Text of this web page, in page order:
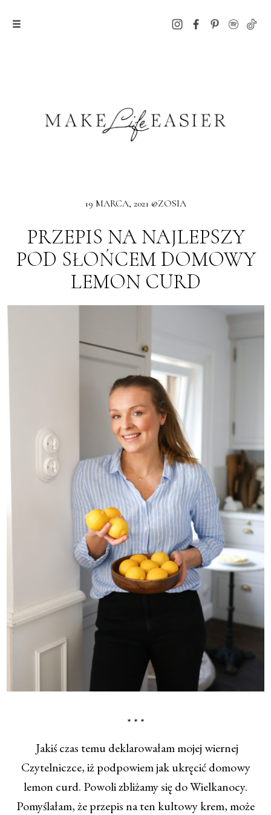
19 MARCA, 2021 @ZOSIA
PRZEPIS NA NAJLEPSZY
POD SŁOŃCEM DOMOWY
LEMON CURD
* * *
Jakiś czas temu deklarowałam mojej wiernej
Czytelniczce, iż podpowiem jak ukręcić domowy
lemon curd. Powoli zbliżamy się do Wielkanocy.
Pomyślałam, że przepis na ten kultowy krem, może